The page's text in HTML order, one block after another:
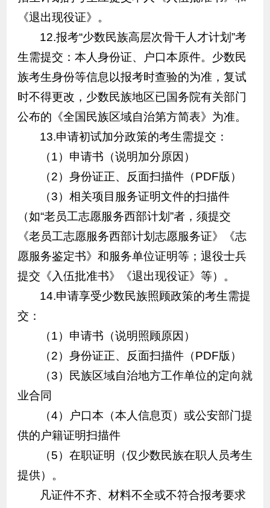
《退出现役证》。
12.报考“少数民族高层次骨干人才计划”考
生需提交：本人身份证、户口本原件。少数民
族考生身份等信息以报考时查验的为准，复试
时不得更改，少数民族地区已国务院有关部门
公布的《全国民族区域自治第方简表》为准。
13.申请初试加分政策的考生需提交：
（1）申请书（说明加分原因）
（2）身份证正、反面扫描件（PDF版）
（3）相关项目服务证明文件的扫描件
（如“老员工志愿服务西部计划”者，须提交
《老员工志愿服务西部计划志愿服务证》《志
愿服务鉴定书》和服务单位证明等；退役士兵
提交《入伍批准书》《退出现役证》等）。
14.申请享受少数民族照顾政策的考生需提
交：
（1）申请书（说明照顾原因）
（2）身份证正、反面扫描件（PDF版）
（3）民族区域自治地方工作单位的定向就
业合同
（4）户口本（本人信息页）或公安部门提
供的户籍证明扫描件
（5）在职证明（仅少数民族在职人员考生
提供）。
凡证件不齐、材料不全或不符合报考要求